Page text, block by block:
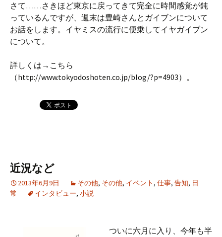
さて……さきほど東京に戻ってきて完全に時間感覚が鈍
っているんですが、週末は豊崎さんとガイブンについて
お話をします。イヤミスの流行に便乗してイヤガイブン
について。
詳しくは→こちら
（http://www.tokyodoshoten.co.jp/blog/?p=4903）。
近況など
2013年6月9日 その他, その他, イベント , 仕事, 告知, 日
常
インタビュー, 小説
ついに六月に入り、今年も半